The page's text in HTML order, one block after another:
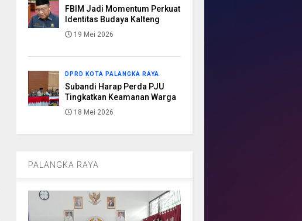
FBIM Jadi Momentum Perkuat
Identitas Budaya Kalteng
19 Mei 2026
DPRD KOTA PALANGKA RAYA
Subandi Harap Perda PJU
Tingkatkan Keamanan Warga
18 Mei 2026
PALANGKA RAYA